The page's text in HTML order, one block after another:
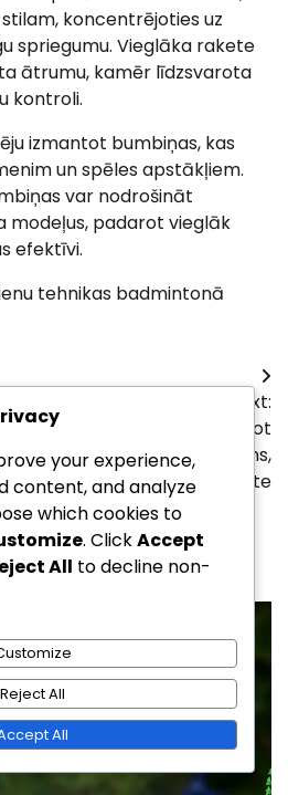
koncentrējoties uz
spriegumu. Vieglāka rakete
ātrumu, kamēr līdzsvarota
kontroli.
izmantot bumbiņas, kas
un spēles apstākļiem.
var nodrošināt
modeļus, padarot vieglāk
efektīvi.
tehnikas badmintonā
Next:
Slice Clear Shot
badmintonā: Griezums,
Kontrole, Precizitāte
your experience,
content, and analyze
which cookies to
. ClickAccept
All to decline non-
Reject All
All